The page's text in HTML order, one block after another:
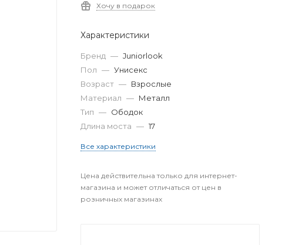
Хочу в подарок
Характеристики
Бренд — Juniorlook
Пол — Унисекс
Возраст — Взрослые
Материал — Металл
Тип — Ободок
Длина моста — 17
Все характеристики
Цена действительна только для интернет-
магазина и может отличаться от цен в
розничных магазинах